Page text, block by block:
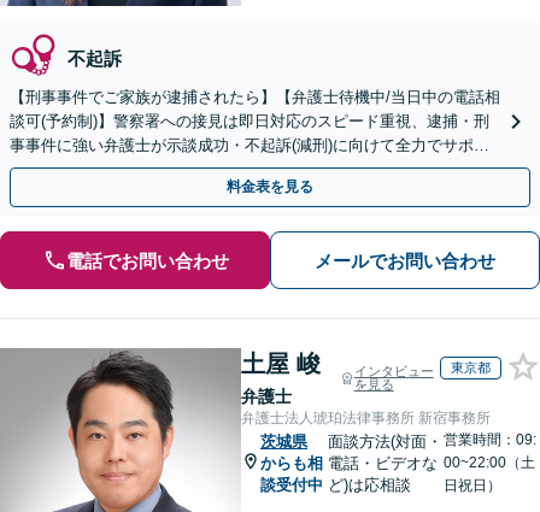
不起訴
【刑事事件でご家族が逮捕されたら】【弁護士待機中/当日中の電話相
談可(予約制)】警察署への接見は即日対応のスピード重視、逮捕・刑
事事件に強い弁護士が示談成功・不起訴(減刑)に向けて全力でサポー
トします。【加害者側の相談専門】
料金表を見る
電話でお問い合わせ メールでお問い合わせ
土屋 峻
弁護士
インタビュー
を見る
東京都
弁護士法人琥珀法律事務所 新宿事務所
茨城県
からも相
談受付中
面談方法(対面・
電話・ビデオな
ど)は応相談
営業時間：09:
00~22:00（土
日祝日）